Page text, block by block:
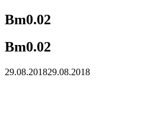
Bm0.02
Bm0.02
29.08.201829.08.2018